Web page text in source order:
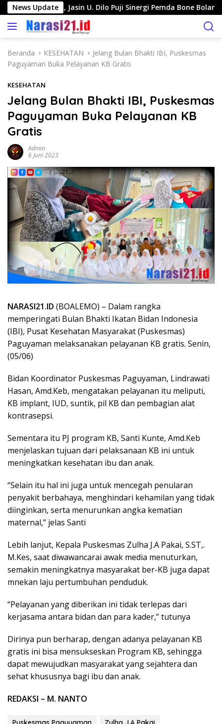
a
News Update
Pinogu, Jasin U. Dilo Puji Sinergi Pemda Bone Bolango
Beranda KESEHATAN
Jelang Bulan Bhakti IBI, Puskesmas
Paguyaman Buka Pelayanan KB Gratis
KESEHATAN
Jelang Bulan Bhakti IBI, Puskesmas
Paguyaman Buka Pelayanan KB
Gratis
Admin
6 Juni 2023
NARASI21.ID (BOALEMO) – Dalam rangka
memperingati Bulan Bhakti Ikatan Bidan Indonesia
(IBI), Pusat Kesehatan Masyarakat (Puskesmas)
Paguyaman melaksanakan pelayanan KB gratis. Senin,
(05/06)
Bidan Koordinator Puskesmas Paguyaman, Lindrawati
Hasan, Amd.Keb, mengatakan pelayanan itu meliputi,
KB implant, IUD, suntik, pil KB dan pembagian alat
kontrasepsi.
Sementara itu PJ program KB, Santi Kunte, Amd.Keb
menjelaskan tujuan dari pelaksanaan KB ini untuk
meningkatkan kesehatan ibu dan anak.
“Selain itu hal ini juga untuk mencegah penularan
penyakit berbahaya, menghindari kehamilan yang tidak
diinginkan, serta menurunkan angka kematian
maternal,” jelas Santi
Lebih lanjut, Kepala Puskesmas Zulha J.A Pakai, S.ST,.
M.Kes, saat diwawancarai awak media menuturkan,
semakin meningkatnya masyarakat ber-KB juga dapat
mnekan laju pertumbuhan penduduk.
“Pelayanan yang diberikan ini tidak terlepas dari
kerjasama antara bidan dan para kader,” tutunya
Dirinya pun berharap, dengan adanya pelayanan KB
gratis ini bisa mensukseskan Program KB, sehingga
dapat mewujudkan masyarakat yang sejahtera dan
sehat khususnya bagi ibu dan anak.
REDAKSI – M. NANTO